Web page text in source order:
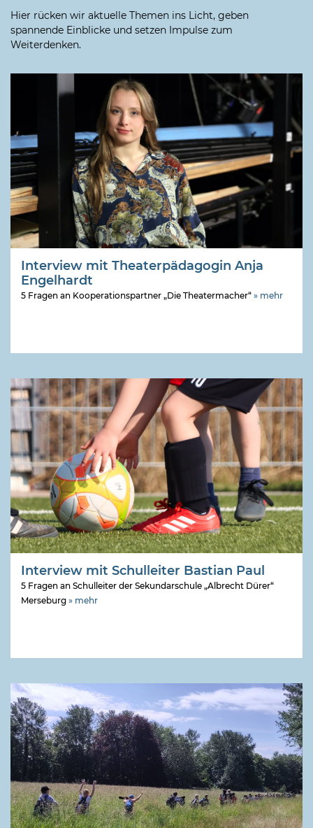
Hier rücken wir aktuelle Themen ins Licht, geben
spannende Einblicke und setzen Impulse zum
Weiterdenken.
Interview mit Theaterpädagogin Anja
Engelhardt
5 Fragen an Kooperationspartner „Die Theatermacher“ » mehr
Interview mit Schulleiter Bastian Paul
5 Fragen an Schulleiter der Sekundarschule „Albrecht Dürer“
Merseburg » mehr